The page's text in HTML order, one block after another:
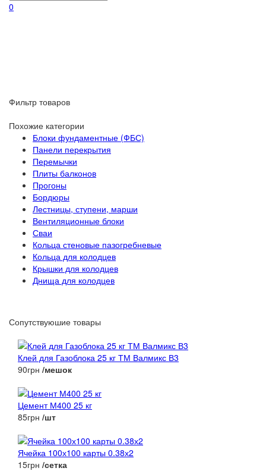
0
Фильтр товаров
Похожие категории
Блоки фундаментные (ФБС)
Панели перекрытия
Перемычки
Плиты балконов
Прогоны
Бордюры
Лестницы, ступени, марши
Вентиляционные блоки
Сваи
Кольца стеновые пазогребневые
Кольца для колодцев
Крышки для колодцев
Днища для колодцев
Сопутствуюшие товары
Клей для Газоблока 25 кг ТМ Валмикс В3
90грн /мешок
Цемент М400 25 кг
85грн /шт
Ячейка 100х100 карты 0.38х2
15грн /сетка